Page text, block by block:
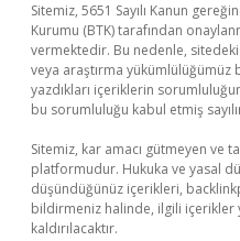
Sitemiz, 5651 Sayılı Kanun
Kurumu (BTK) tarafından
vermektedir. Bu nedenle,
veya araştırma yükümlülüğümüz
yazdıkları içeriklerin
bu sorumluluğu kabul etmiş
Sitemiz, kar amacı gütmeyen ve
platformudur. Hukuka ve yasal
düşündüğünüz içerikleri,
bildirmeniz halinde, ilgili içerikler
kaldırılacaktır.